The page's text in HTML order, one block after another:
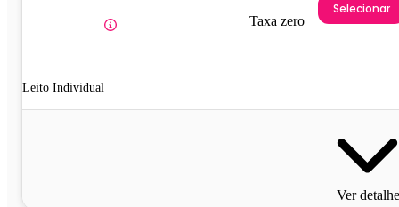
Leito Individual
Taxa zero
Selecionar
Ver